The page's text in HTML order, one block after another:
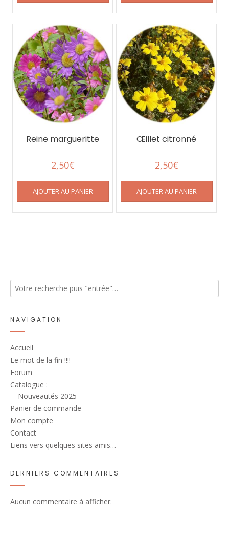
Reine margueritte
2,50€
AJOUTER AU PANIER
Œillet citronné
2,50€
AJOUTER AU PANIER
NAVIGATION
Accueil
Le mot de la fin !!!!
Forum
Catalogue :
Nouveautés 2025
Panier de commande
Mon compte
Contact
Liens vers quelques sites amis…
DERNIERS COMMENTAIRES
Aucun commentaire à afficher.